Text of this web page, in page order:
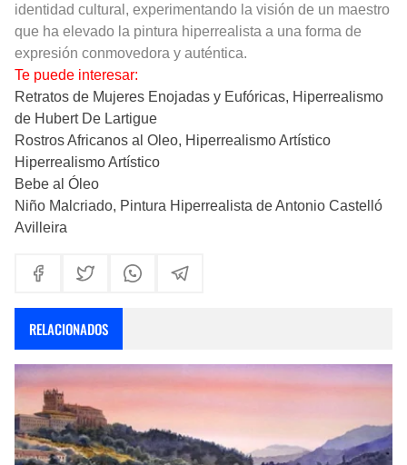
identidad cultural, experimentando la visión de un maestro
que ha elevado la pintura hiperrealista a una forma de
expresión conmovedora y auténtica.
Te puede interesar:
Retratos de Mujeres Enojadas y Eufóricas, Hiperrealismo
de Hubert De Lartigue
Rostros Africanos al Oleo, Hiperrealismo Artístico
Hiperrealismo Artístico
Bebe al Óleo
Niño Malcriado, Pintura Hiperrealista de Antonio Castelló
Avilleira
RELACIONADOS